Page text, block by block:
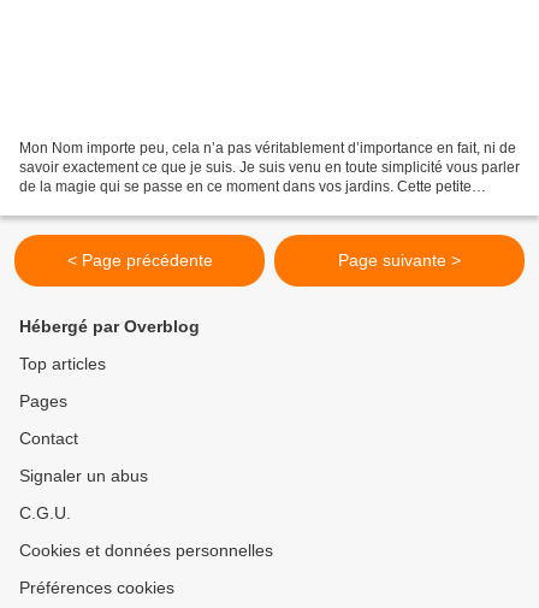
Mon Nom importe peu, cela n’a pas véritablement d’importance en fait, ni de
savoir exactement ce que je suis. Je suis venu en toute simplicité vous parler
de la magie qui se passe en ce moment dans vos jardins. Cette petite
< Page précédente Page suivante >
Hébergé par Overblog
Top articles
Pages
Contact
Signaler un abus
C.G.U.
Cookies et données personnelles
Préférences cookies